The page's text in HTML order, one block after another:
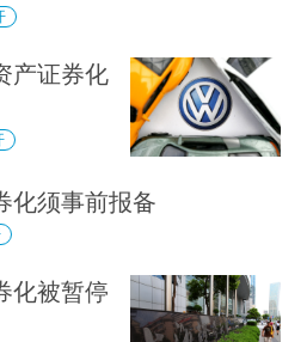
产证券化
化须事前报备
化被暂停